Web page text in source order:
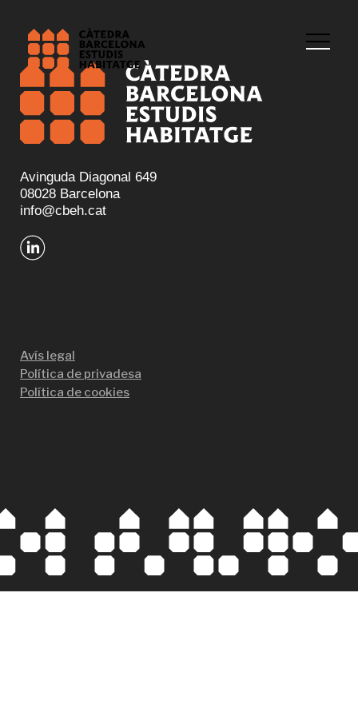
Avinguda Diagonal 649
08028 Barcelona
info@cbeh.cat
Avís legal
Política de privadesa
Política de cookies